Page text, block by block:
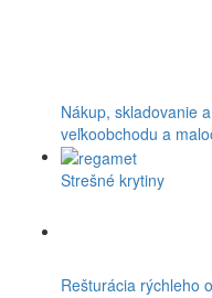
Nákup, skladovanie
veľkoobchodu a
Strešné krytiny
Rešturácia rýchleho